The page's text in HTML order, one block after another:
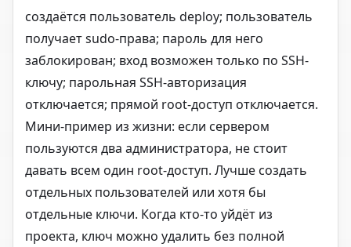
создаётся пользователь deploy; пользователь
получает sudo-права; пароль для него
заблокирован; вход возможен только по SSH-
ключу; парольная SSH-авторизация
отключается; прямой root-доступ отключается.
Мини-пример из жизни: если сервером
пользуются два администратора, не стоит
давать всем один root-доступ. Лучше создать
отдельных пользователей или хотя бы
отдельные ключи. Когда кто-то уйдёт из
проекта, ключ можно удалить без полной